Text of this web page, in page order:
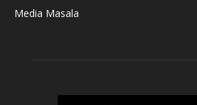
Media Masala